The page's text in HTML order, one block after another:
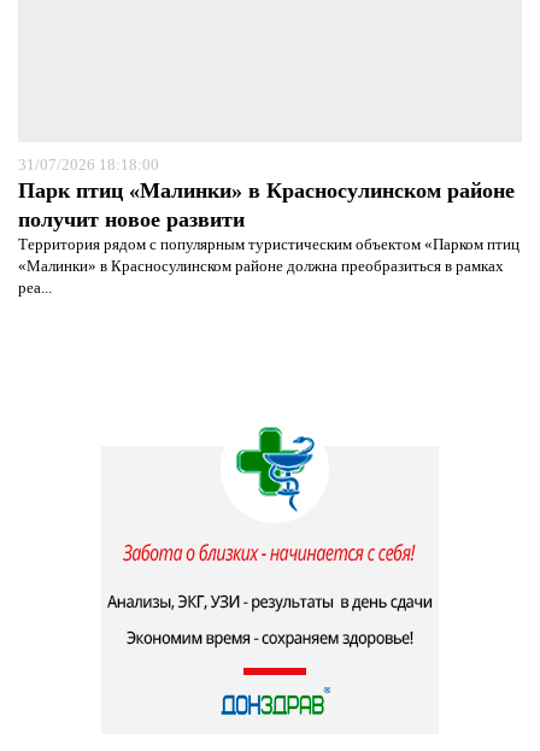
31/07/2026 18:18:00
Парк птиц «Малинки» в Красносулинском районе
получит новое развити
Территория рядом с популярным туристическим объектом «Парком птиц
«Малинки» в Красносулинском районе должна преобразиться в рамках
реа...